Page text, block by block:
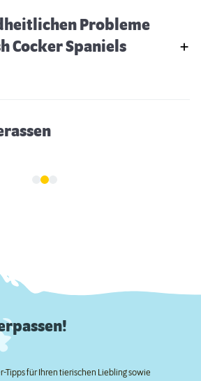
Probleme
Cocker Spaniels
Tipps für Ihren tierischen Liebling sowie